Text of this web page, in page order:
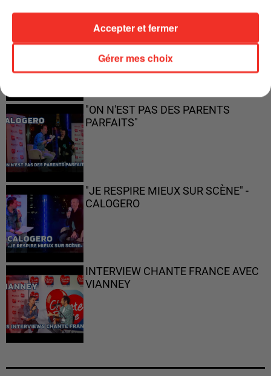
"ON A TOUS LE TRAC"
"ON N'EST PAS DES PARENTS
PARFAITS"
"JE RESPIRE MIEUX SUR SCÈNE" -
CALOGERO
INTERVIEW CHANTE FRANCE AVEC
VIANNEY
Gérer mes choix
Accepter et fermer